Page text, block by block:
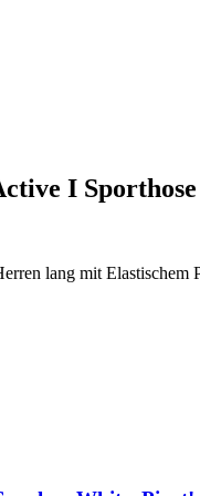
I
lang mit